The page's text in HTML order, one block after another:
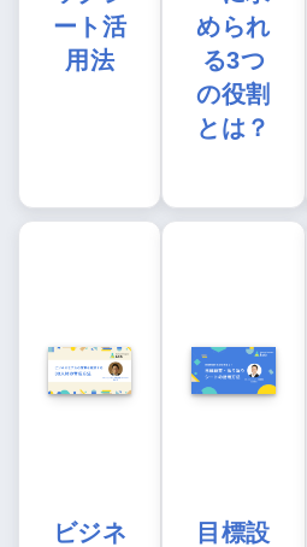
ート活
用法
められ
る3つ
の役割
とは？
ビジネ
目標設